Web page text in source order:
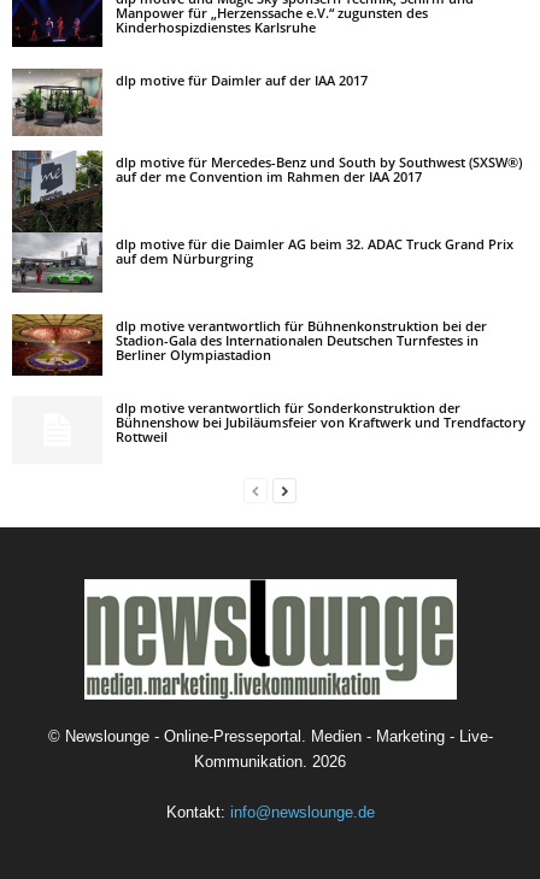
Manpower für „Herzenssache e.V.“ zugunsten des
Kinderhospizdienstes Karlsruhe
dlp motive für Daimler auf der IAA 2017
dlp motive für Mercedes-Benz und South by Southwest (SXSW®)
auf der me Convention im Rahmen der IAA 2017
dlp motive für die Daimler AG beim 32. ADAC Truck Grand Prix
auf dem Nürburgring
dlp motive verantwortlich für Bühnenkonstruktion bei der
Stadion-Gala des Internationalen Deutschen Turnfestes in
Berliner Olympiastadion
dlp motive verantwortlich für Sonderkonstruktion der
Bühnenshow bei Jubiläumsfeier von Kraftwerk und Trendfactory
Rottweil
© Newslounge - Online-Presseportal. Medien - Marketing - Live-
Kommunikation. 2026
Kontakt: info@newslounge.de